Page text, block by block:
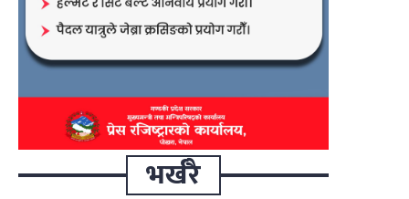
भर्खरै